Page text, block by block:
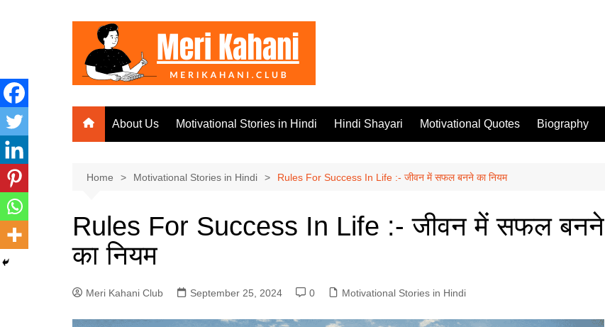
About Us Motivational Stories in Hindi Hindi Shayari Motivational Quotes Biography
Home Motivational Stories in Hindi Rules For Success In Life :- जीवन में सफल बनने का नियम
Rules For Success In Life :- जीवन में सफल बनने
का नियम
Meri Kahani Club September 25, 2024 0 Motivational Stories in Hindi